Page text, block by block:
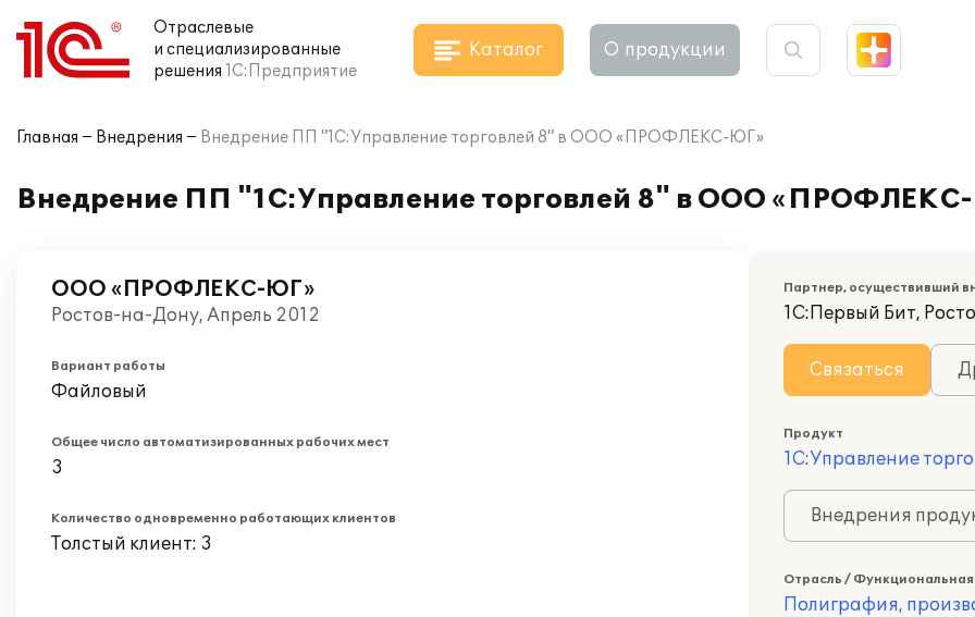
Отраслевые
и специализированные
решения 1С:Предприятие
Каталог О продукции
Главная Внедрения Внедрение ПП "1С:Управление торговлей 8" в ООО «ПРОФЛЕКС-ЮГ»
Внедрение ПП "1С:Управление торговлей 8" в ООО
ООО «ПРОФЛЕКС-ЮГ»
Ростов-на-Дону, Апрель 2012
Вариант работы
Файловый
Общее число автоматизированных рабочих мест
3
Количество одновременно работающих клиентов
Толстый клиент: 3
Партнер, осуществивший
1С:Первый Бит,
Связаться
Продукт
1С:Управление
Внедрения
Отрасль / Функциональная
Полиграфия,